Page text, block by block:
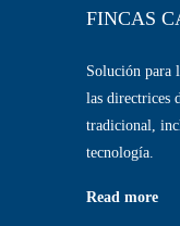
FINCAS
Solución para
las directrices
tradicional,
tecnología.
Read more